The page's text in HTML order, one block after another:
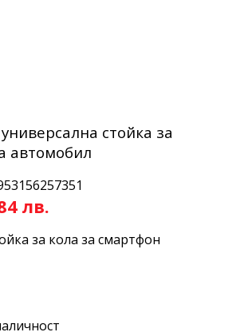
стойка за
автомобил
лв.
за кола за смартфон